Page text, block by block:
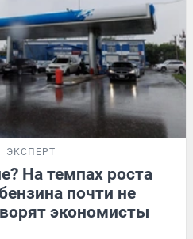
ЭКСПЕРТ
На темпах роста
почти не
экономисты